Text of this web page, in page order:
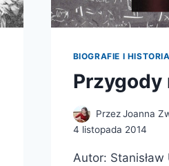
BIOGRAFIE I
Przygody
Przez Joanna
4 listopada 2014
Autor: